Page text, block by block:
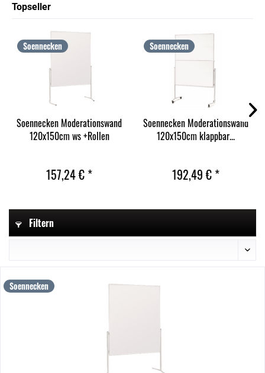
Topseller
Soennecken
Soennecken Moderationswand
120x150cm ws +Rollen
157,24 € *
Soennecken
Soennecken Moderationswand
120x150cm klappbar...
192,49 € *
Filtern
Soennecken